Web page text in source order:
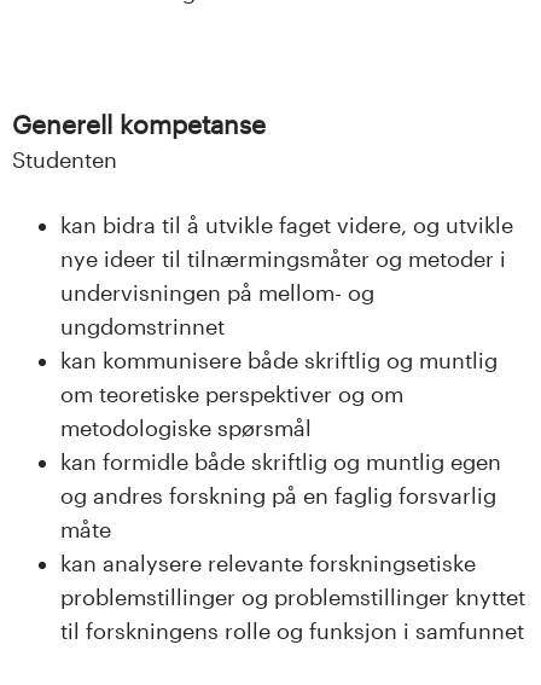
Generell kompetanse
Studenten
kan bidra til å utvikle faget videre, og utvikle
nye ideer til tilnærmingsmåter og metoder i
undervisningen på mellom- og
ungdomstrinnet
kan kommunisere både skriftlig og muntlig
om teoretiske perspektiver og om
metodologiske spørsmål
kan formidle både skriftlig og muntlig egen
og andres forskning på en faglig forsvarlig
måte
kan analysere relevante forskningsetiske
problemstillinger og problemstillinger knyttet
til forskningens rolle og funksjon i samfunnet